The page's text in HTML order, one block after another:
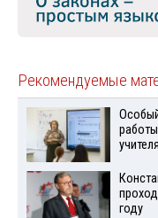
Рекомендуемые
учителя
году